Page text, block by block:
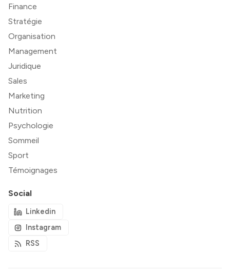
Finance
Stratégie
Organisation
Management
Juridique
Sales
Marketing
Nutrition
Psychologie
Sommeil
Sport
Témoignages
Social
Linkedin
Instagram
RSS